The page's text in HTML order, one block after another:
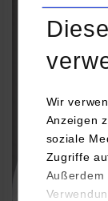
Wir
Anzeigen
soziale
Zugriffe